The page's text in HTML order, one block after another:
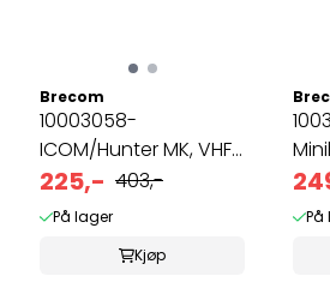
Brecom
10003058-
ICOM/Hunter MK, VHF
antenne, lang 49 ...
225,- 403,-
På lager
Kjøp
På